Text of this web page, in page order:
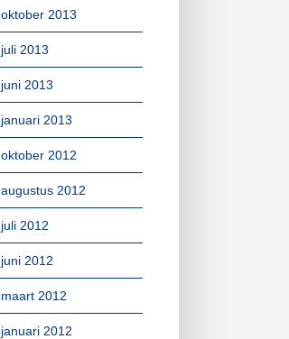
oktober 2013
juli 2013
juni 2013
januari 2013
oktober 2012
augustus 2012
juli 2012
juni 2012
maart 2012
januari 2012